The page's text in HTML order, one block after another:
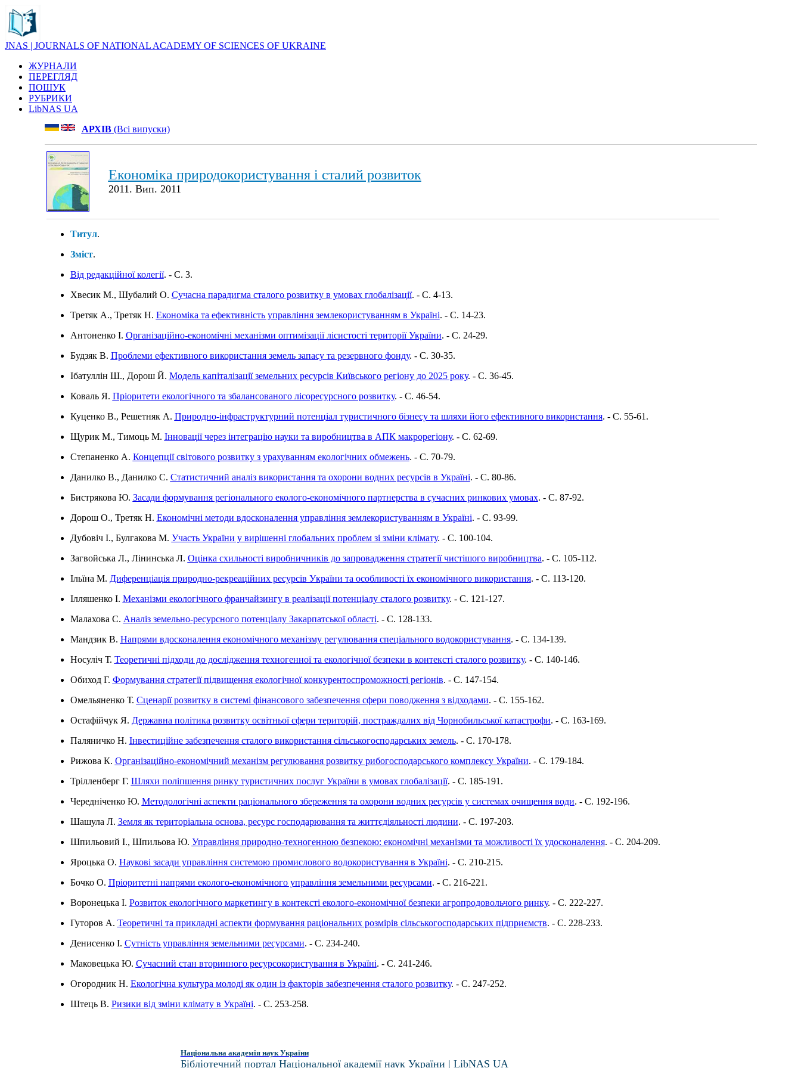
JNAS | JOURNALS OF NATIONAL ACADEMY OF SCIENCES OF UKRAINE
ЖУРНАЛИ
ПЕРЕГЛЯД
ПОШУК
РУБРИКИ
LibNAS UA
АРХІВ(Всі випуски)
Економіка природокористування і сталий розвиток
2011. Вип. 2011
Титул.
Зміст.
Від редакційної колегії. - C. 3.
Хвесик М., Шубалий О. Сучасна парадигма сталого розвитку в умовах глобалізації. - C. 4-13.
Третяк А., Третяк Н. Економіка та ефективність управління землекористуванням в Україні. - C. 14-23.
Антоненко І. Організаційно-економічні механізми оптимізації лісистості території України. - C. 24-29.
Будзяк В. Проблеми ефективного використання земель запасу та резервного фонду. - C. 30-35.
Ібатуллін Ш., Дорош Й. Модель капіталізації земельних ресурсів Київського регіону до 2025 року. - C. 36-45.
Коваль Я. Пріоритети екологічного та збалансованого лісоресурсного розвитку. - C. 46-54.
Куценко В., Решетняк А. Природно-інфраструктурний потенціал туристичного бізнесу та шляхи його ефективного використання. - C. 55-61.
Щурик М., Тимоць М. Інновації через інтеграцію науки та виробництва в АПК макрорегіону. - C. 62-69.
Степаненко А. Концепції світового розвитку з урахуванням екологічних обмежень. - C. 70-79.
Данилко В., Данилко С. Статистичний аналіз використання та охорони водних ресурсів в Україні. - C. 80-86.
Бистрякова Ю. Засади формування регіонального еколого-економічного партнерства в сучасних ринкових умовах. - C. 87-92.
Дорош О., Третяк Н. Економічні методи вдосконалення управління землекористуванням в Україні. - C. 93-99.
Дубовіч І., Булгакова М. Участь України у вирішенні глобальних проблем зі зміни клімату. - C. 100-104.
Загвойська Л., Лінинська Л. Оцінка схильності виробничників до запровадження стратегії чистішого виробництва. - C. 105-112.
Ільїна М. Диференціація природно-рекреаційних ресурсів України та особливості їх економічного використання. - C. 113-120.
Ілляшенко І. Механізми екологічного франчайзингу в реалізації потенціалу сталого розвитку. - C. 121-127.
Малахова С. Аналіз земельно-ресурсного потенціалу Закарпатської області. - C. 128-133.
Мандзик В. Напрями вдосконалення економічного механізму регулювання спеціального водокористування. - C. 134-139.
Носуліч Т. Теоретичні підходи до дослідження техногенної та екологічної безпеки в контексті сталого розвитку. - C. 140-146.
Обиход Г. Формування стратегії підвищення екологічної конкурентоспроможності регіонів. - C. 147-154.
Омельяненко Т. Сценарії розвитку в системі фінансового забезпечення сфери поводження з відходами. - C. 155-162.
Остафійчук Я. Державна політика розвитку освітньої сфери територій, постраждалих від Чорнобильської катастрофи. - C. 163-169.
Паляничко Н. Інвестиційне забезпечення сталого використання сільськогосподарських земель. - C. 170-178.
Рижова К. Організаційно-економічний механізм регулювання розвитку рибогосподарського комплексу України. - C. 179-184.
Трілленберг Г. Шляхи поліпшення ринку туристичних послуг України в умовах глобалізації. - C. 185-191.
Чередніченко Ю. Методологічні аспекти раціонального збереження та охорони водних ресурсів у системах очищення води. - C. 192-196.
Шашула Л. Земля як територіальна основа, ресурс господарювання та життєдіяльності людини. - C. 197-203.
Шпильовий І., Шпильова Ю. Управління природно-техногенною безпекою: економічні механізми та можливості їх удосконалення. - C. 204-209.
Яроцька О. Наукові засади управління системою промислового водокористування в Україні. - C. 210-215.
Бочко О. Пріоритетні напрями еколого-економічного управління земельними ресурсами. - C. 216-221.
Воронецька І. Розвиток екологічного маркетингу в контексті еколого-економічної безпеки агропродовольчого ринку. - C. 222-227.
Гуторов А. Теоретичні та прикладні аспекти формування раціональних розмірів сільськогосподарських підприємств. - C. 228-233.
Денисенко І. Сутність управління земельними ресурсами. - C. 234-240.
Маковецька Ю. Сучасний стан вторинного ресурсокористування в Україні. - C. 241-246.
Огородник Н. Екологічна культура молоді як один із факторів забезпечення сталого розвитку. - C. 247-252.
Штець В. Ризики від зміни клімату в Україні. - C. 253-258.
Національна академія наук України
Бібліотечний портал Національної академії наук України | LibNAS UA